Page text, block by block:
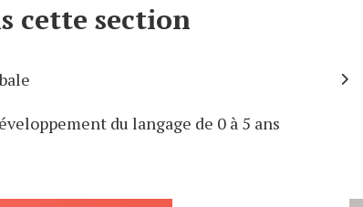
cette section
du langage de 0 à 5 ans